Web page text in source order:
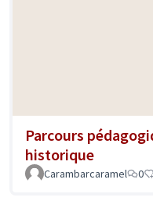
Parcours
historique
Carambarcaramel 0